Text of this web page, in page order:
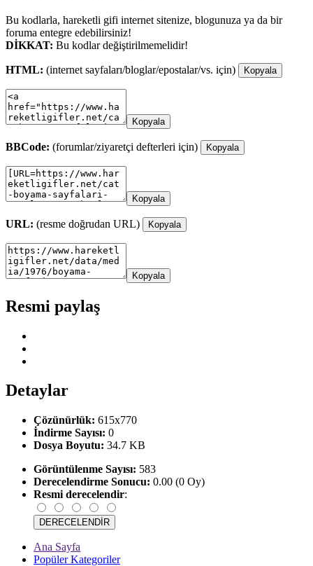
Bu kodlarla, hareketli gifi internet sitenize, blogunuza ya da bir
foruma entegre edebilirsiniz!
DİKKAT: Bu kodlar değiştirilmemelidir!
HTML: (internet sayfaları/bloglar/epostalar/vs. için) Kopyala
Kopyala
BBCode: (forumlar/ziyaretçi defterleri için) Kopyala
Kopyala
URL: (resme doğrudan URL) Kopyala
Kopyala
Resmi paylaş
Detaylar
Çözünürlük: 615x770
İndirme Sayısı: 0
Dosya Boyutu: 34.7 KB
Görüntülenme Sayısı: 583
Derecelendirme Sonucu: 0.00 (0 Oy)
Resmi derecelendir:
Ana Sayfa
Popüler Kategoriler